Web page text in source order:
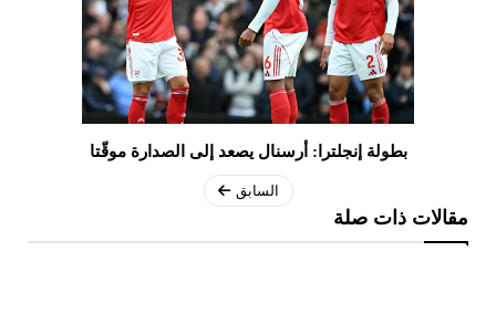
بطولة إنجلترا: أرسنال يصعد إلى الصدارة موقّتا
السابق
مقالات ذات صلة